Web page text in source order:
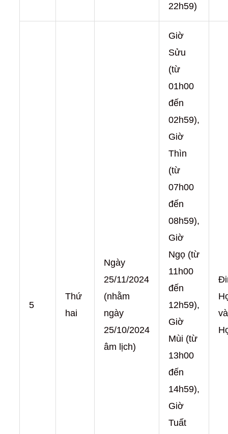
22h59)
5
Thứ
hai
Ngày
25/11/2024
(nhằm
ngày
25/10/2024
âm lịch)
Giờ
Sửu
(từ
01h00
đến
02h59),
Giờ
Thìn
(từ
07h00
đến
08h59),
Giờ
Ngọ (từ
11h00
đến
12h59),
Giờ
Mùi (từ
13h00
đến
14h59),
Giờ
Tuất